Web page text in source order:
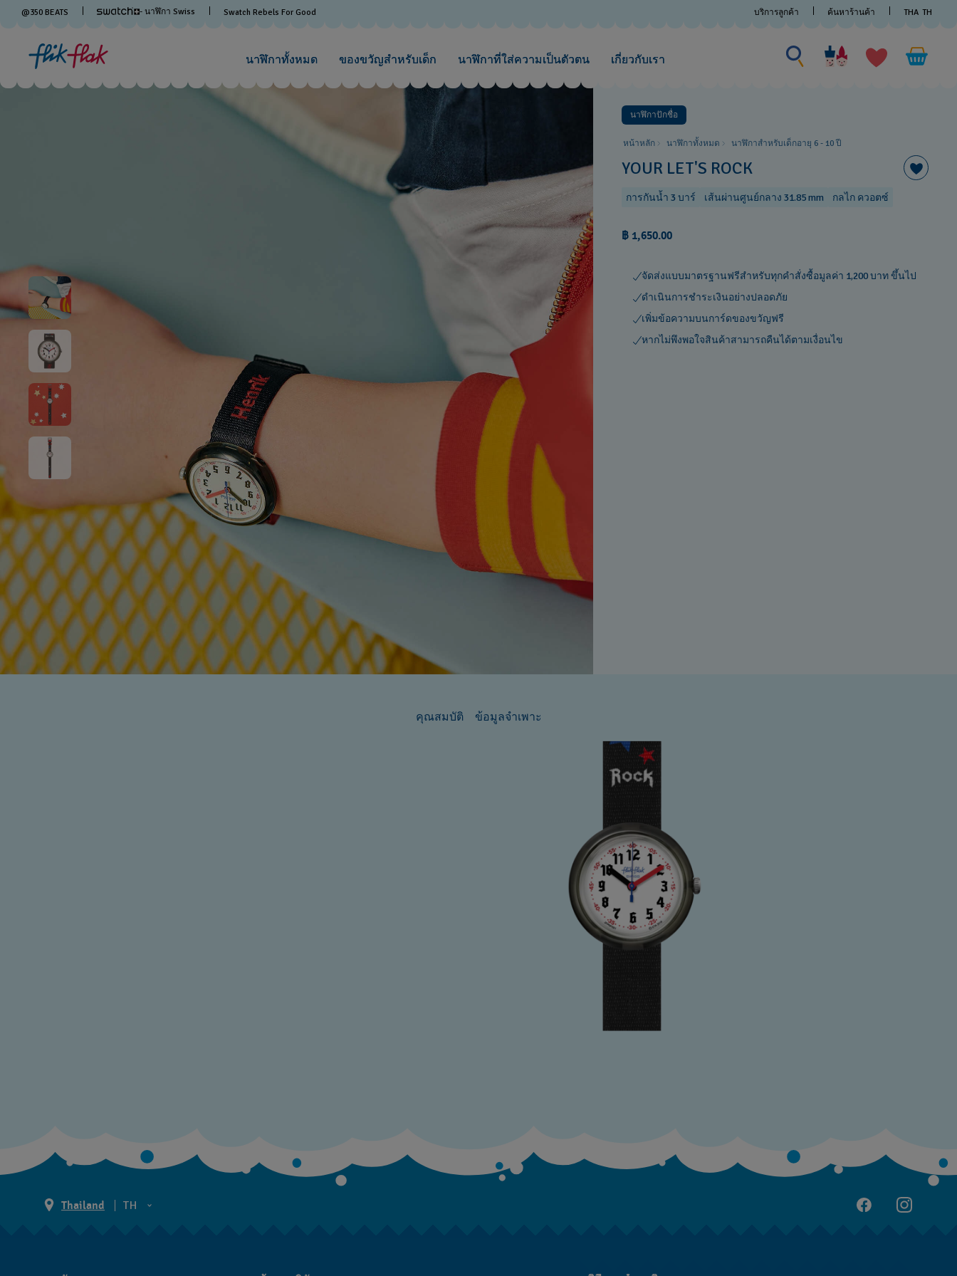
@350 BEATS - นาฬิกา Swiss Swatch Rebels For Good บริการลูกค้า ค้นหาร้านค้า THA TH
นาฬิกาทั้งหมด ของขวัญสำหรับเด็ก นาฬิกาที่ใส่ความเป็นตัวตน เกี่ยวกับเรา
ค้นหา
บาง
สิ่ง
นาฬิกาปักชื่อ
หน้าหลัก นาฬิกาทั้งหมด นาฬิกาสำหรับเด็กอายุ 6 - 10 ปี​
YOUR LET'S ROCK
การกันน้ำ 3 บาร์ เส้นผ่านศูนย์กลาง 31.85 mm กลไก ควอตซ์
฿ 1,650.00
จัดส่งแบบมาตรฐานฟรีสำหรับทุกคำสั่งซื้อมูลค่า 1,200 บาท ขึ้นไป
ดำเนินการชำระเงินอย่างปลอดภัย
เพิ่มข้อความบนการ์ดของขวัญฟรี
หากไม่พึงพอใจสินค้าสามารถคืนได้ตามเงื่อนไข
คุณสมบัติ ข้อมูลจำเพาะ
Thailand
TH